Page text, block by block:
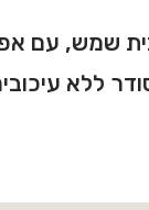
שמש, עם
ללא